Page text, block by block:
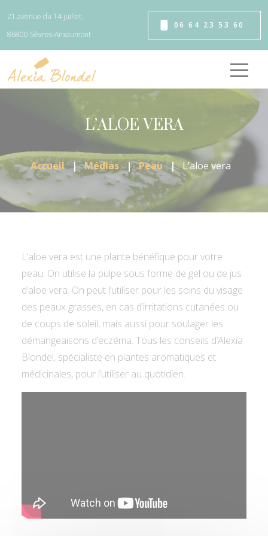
21 avenue du 14 juillet,
86800 Sèvres-Anxaumont
06 64 23 53 60
L’ALOE VERA
Accueil Médias Peau L’aloe vera
L’aloe vera est une plante bénéfique pour votre
peau. On utilise la pulpe sous forme de gel ou de jus
d’aloe vera. On peut l’utiliser pour les soins du visage
des peaux grasses, en cas d’irritations cutanées ou
de coups de soleil, mais aussi pour soulager les
démangeaisons d’eczéma. Tous les conseils d’Alexia
Blondel, spécialiste en plantes aromatiques et
médicinales, pour l’utiliser au quotidien.